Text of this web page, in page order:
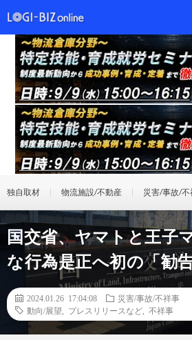
独自取材 物流施設/不動産 災害/事故/不
国交省、ヤマトと王子
な行為是正へ初の「勧
2024.01.26 17:04:08
災害/事故/不祥事
動向/展望
プレスリリースなど 不祥事